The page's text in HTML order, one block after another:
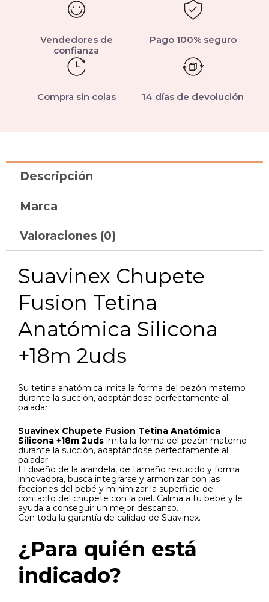
Vendedores de
confianza
Pago 100% seguro
Compra sin colas 14 días de devolución
Descripción
Marca
Valoraciones (0)
Suavinex Chupete
Fusion Tetina
Anatómica Silicona
+18m 2uds
Su tetina anatómica imita la forma del pezón materno
durante la succión, adaptándose perfectamente al
paladar.
Suavinex Chupete Fusion Tetina Anatómica
Silicona +18m 2uds imita la forma del pezón materno
durante la succión, adaptándose perfectamente al
paladar.
El diseño de la arandela, de tamaño reducido y forma
innovadora, busca integrarse y armonizar con las
facciones del bebé y minimizar la superficie de
contacto del chupete con la piel. Calma a tu bebé y le
ayuda a conseguir un mejor descanso.
Con toda la garantía de calidad de Suavinex.
¿Para quién está
indicado?